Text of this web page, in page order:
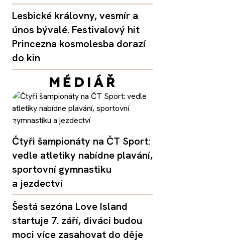
Lesbické královny, vesmír a
únos bývalé. Festivalový hit
Princezna kosmolesba dorazí
do kin
Čtyři šampionáty na ČT Sport:
vedle atletiky nabídne plavání,
sportovní gymnastiku
a jezdectví
Šestá sezóna Love Island
startuje 7. září, diváci budou
moci více zasahovat do děje